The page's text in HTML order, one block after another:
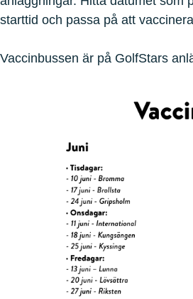
starttid och passa på att
Vaccinbussen är på GolfStars